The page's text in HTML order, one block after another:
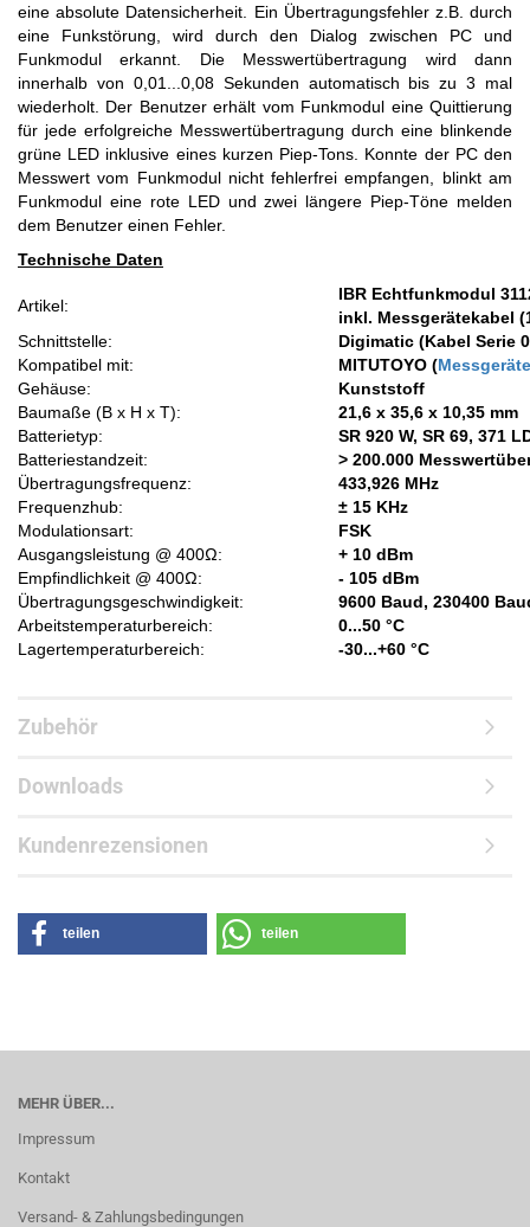
eine absolute Datensicherheit. Ein Übertragungsfehler z.B. durch
eine Funkstörung, wird durch den Dialog zwischen PC und
Funkmodul erkannt. Die Messwertübertragung wird dann
innerhalb von 0,01...0,08 Sekunden automatisch bis zu 3 mal
wiederholt. Der Benutzer erhält vom Funkmodul eine Quittierung
für jede erfolgreiche Messwertübertragung durch eine blinkende
grüne LED inklusive eines kurzen Piep-Tons. Konnte der PC den
Messwert vom Funkmodul nicht fehlerfrei empfangen, blinkt am
Funkmodul eine rote LED und zwei längere Piep-Töne melden
dem Benutzer einen Fehler.
Technische Daten
Artikel:
IBR Echtfunkmodul
inkl. Messgerätekabel
Schnittstelle:
Digimatic (Kabel Serie
Kompatibel mit:
MITUTOYO (
Gehäuse:
Kunststoff
Baumaße (B x H x T):
21,6 x 35,6 x 10,35 mm
Batterietyp:
SR 920 W, SR 69, 371
Batteriestandzeit:
> 200.000
Übertragungsfrequenz:
433,926 MHz
Frequenzhub:
± 15 KHz
Modulationsart:
FSK
Ausgangsleistung @ 400Ω:
+ 10 dBm
Empfindlichkeit @ 400Ω:
- 105 dBm
Übertragungsgeschwindigkeit:
9600 Baud, 230400
Arbeitstemperaturbereich:
0...50 °C
Lagertemperaturbereich:
-30...+60 °C
Zubehör
Downloads
Kundenrezensionen
teilen teilen
MEHR ÜBER...
Impressum
Kontakt
Versand- & Zahlungsbedingungen